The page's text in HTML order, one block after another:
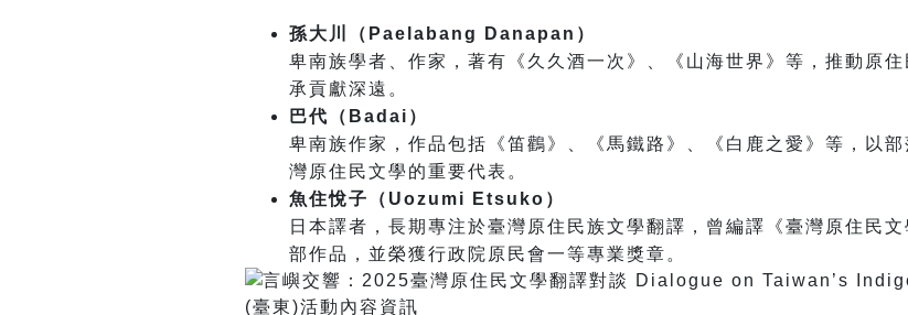
孫大川（Paelabang Danapan）
卑南族學者、作家，著有《久久酒一次》、《山海世界》等，推動原
承貢獻深遠。
巴代（Badai）
卑南族作家，作品包括《笛鸛》、《馬鐵路》、《白鹿之愛》等，以
灣原住民文學的重要代表。
魚住悅子（Uozumi Etsuko）
日本譯者，長期專注於臺灣原住民族文學翻譯，曾編譯《臺灣原住民
部作品，並榮獲行政院原民會一等專業獎章。